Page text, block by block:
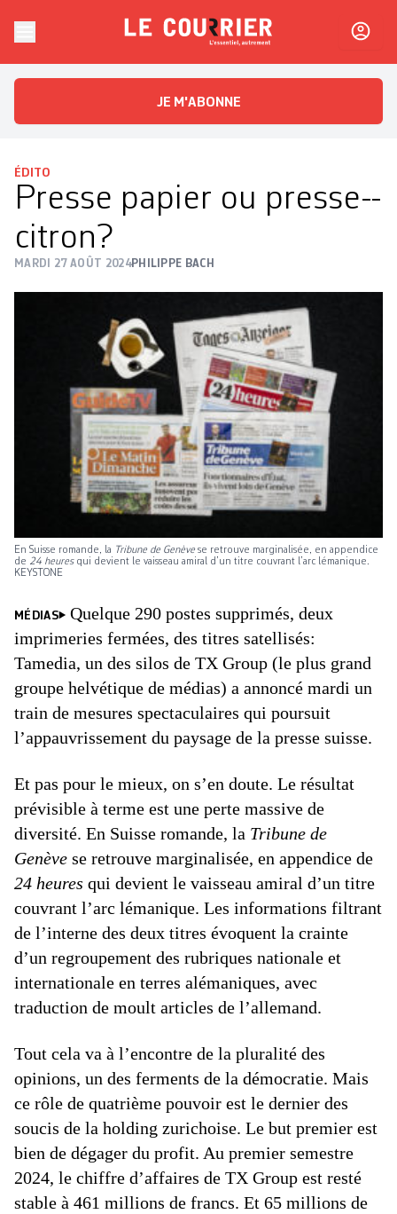
Le CourrierL'essentiel, autrement
JE M'ABONNE
ÉDITO
Presse papier ou presse-­
citron?
MARDI 27 AOÛT 2024PHILIPPE BACH
En Suisse romande, la Tribune de Genève se retrouve marginalisée, en appendice
de 24 heuresqui devient le vaisseau amiral d’un titre couvrant l’arc lémanique.
KEYSTONE
MÉDIAS
Quelque 290 postes supprimés, deux
imprimeries fermées, des titres satellisés:
Tamedia, un des silos de TX Group (le plus grand
groupe helvétique de médias) a annoncé mardi un
train de mesures spectaculaires qui poursuit
l’appauvrissement du paysage de la presse suisse.
Et pas pour le mieux, on s’en doute. Le résultat
prévisible à terme est une perte massive de
diversité. En Suisse romande, la Tribune de
Genève se retrouve marginalisée, en appendice de
24 heures qui devient le vaisseau amiral d’un titre
couvrant l’arc lémanique. Les informations filtrant
de l’interne des deux titres évoquent la crainte
d’un regroupement des rubriques nationale et
internationale en terres alémaniques, avec
traduction de moult articles de l’allemand.
Tout cela va à l’encontre de la pluralité des
opinions, un des ferments de la démocratie. Mais
ce rôle de quatrième pouvoir est le dernier des
soucis de la holding zurichoise. Le but premier est
bien de dégager du profit. Au premier semestre
2024, le chiffre d’affaires de TX Group est resté
stable à 461 millions de francs. Et 65 millions de